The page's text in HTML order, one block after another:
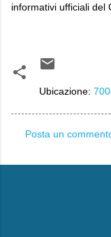
informativi ufficiali del
Ubicazione:
o
Posta un